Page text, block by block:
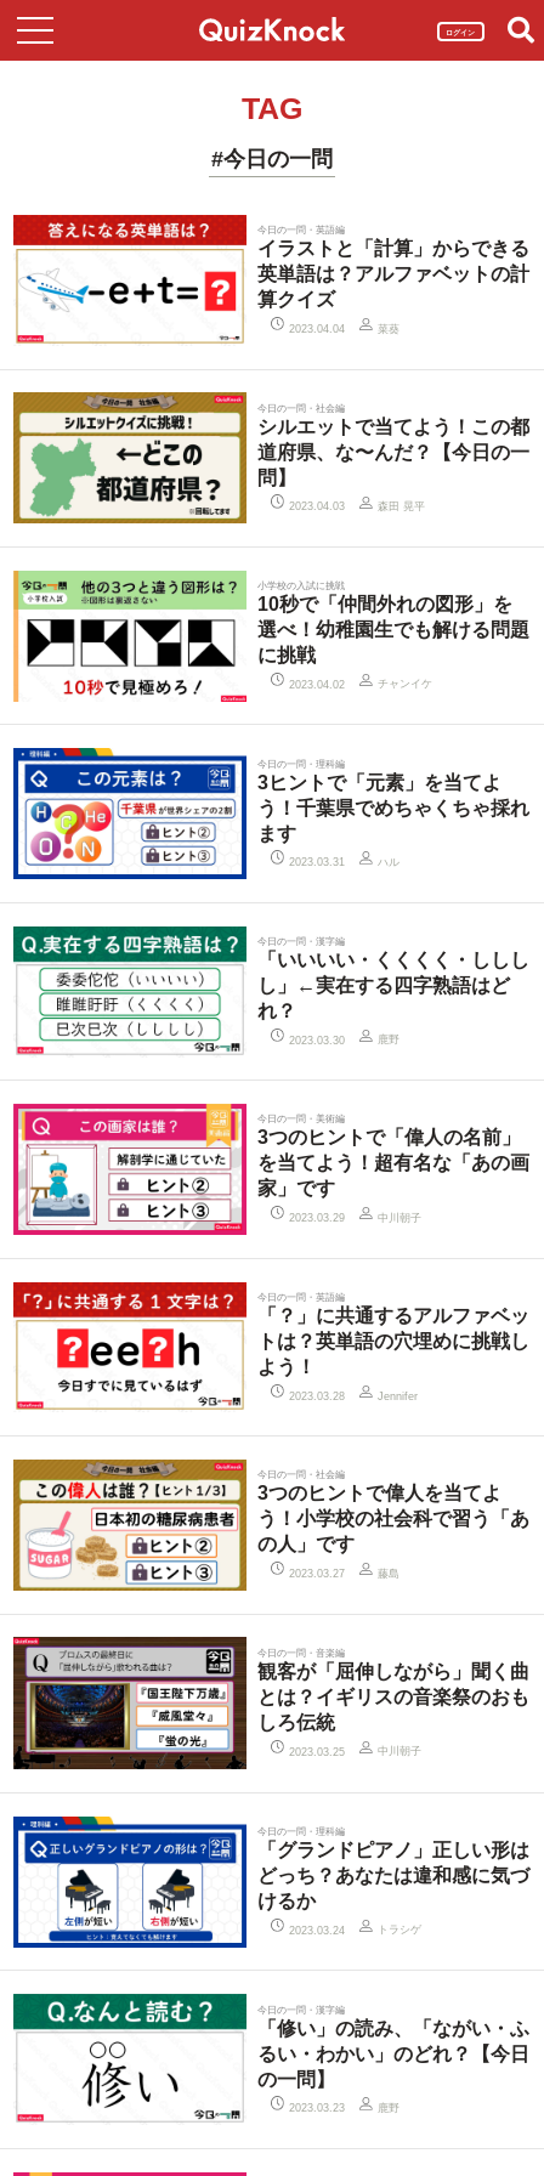
ログイン
TAG
#今日の一問
今日の一問・英語編
イラストと「計算」からできる
英単語は？アルファベットの計
算クイズ
2023.04.04 菜葵
今日の一問・社会編
シルエットで当てよう！この都
道府県、な〜んだ？【今日の一
問】
2023.04.03 森田 晃平
小学校の入試に挑戦
10秒で「仲間外れの図形」を
選べ！幼稚園生でも解ける問題
に挑戦
2023.04.02 チャンイケ
今日の一問・理科編
3ヒントで「元素」を当てよ
う！千葉県でめちゃくちゃ採れ
ます
2023.03.31 ハル
今日の一問・漢字編
「いいいい・くくくく・ししし
し」←実在する四字熟語はど
れ？
2023.03.30 鹿野
今日の一問・美術編
3つのヒントで「偉人の名前」
を当てよう！超有名な「あの画
家」です
2023.03.29 中川朝子
今日の一問・英語編
「？」に共通するアルファベッ
トは？英単語の穴埋めに挑戦し
よう！
2023.03.28 Jennifer
今日の一問・社会編
3つのヒントで偉人を当てよ
う！小学校の社会科で習う「あ
の人」です
2023.03.27 藤島
今日の一問・音楽編
観客が「屈伸しながら」聞く曲
とは？イギリスの音楽祭のおも
しろ伝統
2023.03.25 中川朝子
今日の一問・理科編
「グランドピアノ」正しい形は
どっち？あなたは違和感に気づ
けるか
2023.03.24 トラシゲ
今日の一問・漢字編
「修い」の読み、「ながい・ふ
るい・わかい」のどれ？【今日
の一問】
2023.03.23 鹿野